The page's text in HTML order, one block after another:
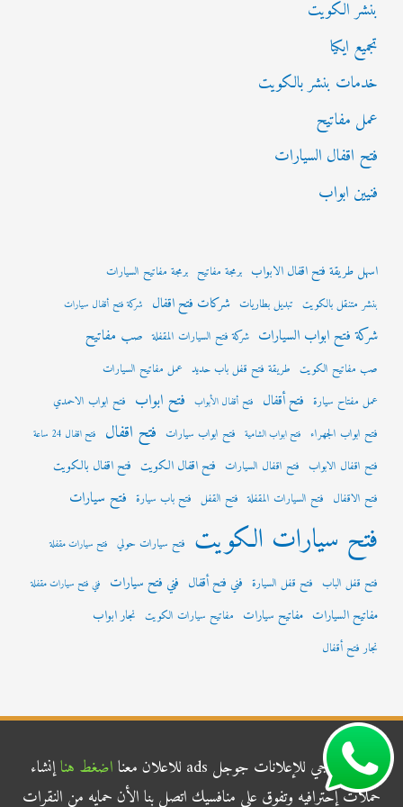
بنشر الكويت
تجميع ايكيا
خدمات بنشر بالكويت
عمل مفاتيح
فتح اقفال السيارات
فنيين ابواب
اسهل طريقة فتح اقفال الابواب برمجة مفاتيح برمجة مفاتيح السيارات
بنشر متنقل بالكويت تبديل بطاريات شركات فتح اقفال شركة فتح أقفال سيارات
شركة فتح ابواب السيارات شركة فتح السيارات المقفلة صب مفاتيح
صب مفاتيح الكويت طريقة فتح قفل باب حديد عمل مفاتيح السيارات
عمل مفتاح سيارة فتح أقفال فتح أقفال الأبواب فتح ابواب فتح ابواب الاحمدي
فتح ابواب الجهراء فتح ابواب الشامية فتح ابواب سيارات فتح اقفال فتح اقفال 24 ساعة
فتح اقفال الابواب فتح اقفال السيارات فتح اقفال الكويت فتح اقفال بالكويت
فتح الاقفال فتح السيارات المقفلة فتح القفل فتح باب سيارة فتح سيارات
فتح سيارات الكويت فتح سيارات حولي فتح سيارات مقفلة
فتح قفل الباب فتح قفل السيارة فني فتح أقفال فني فتح سيارات فني فتح سيارات مقفلة
مفاتيح السيارات مفاتيح سيارات مفاتيح سيارات الكويت نجار ابواب
نجار فتح أقفال
شركة الناجي للإعلانات جوجل ads للاعلان معنا اضغط هناإنشاء
حملات إحترافيه وتفوق علي منافسيك اتصل بنا الأن حمايه من النقرات